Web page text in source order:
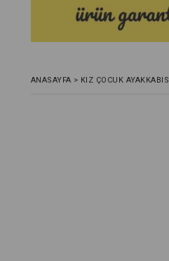
ANASAYFA > KIZ ÇOCUK AYAKKABISI